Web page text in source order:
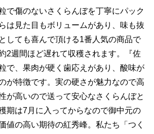
で傷のないさくらんぼを丁寧にパック
は見た目もボリュームがあり、味も抜
しても喜んで頂ける1番人気の商品で
2週間ほど遅れて収穫されます。『佐
で、果肉が硬く歯応えがあり、酸味が
が特徴です。実の硬さが魅力なので高
が高いので送って安心なさくらんぼと
期は7月に入ってからなので御中元の
値の高い期待の紅秀峰。私たち「つく